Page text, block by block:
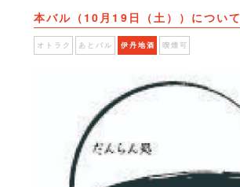
本バル（10月19日（土））について
オトラク あとバル 伊丹地酒 喫煙可